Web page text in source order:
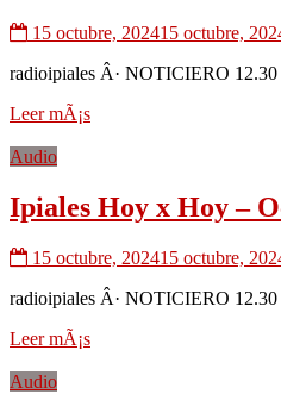
15 octubre, 202415 octubre,
radioipiales Â· NOTICIERO
Leer mÃ¡s
Audio
Ipiales Hoy x Hoy –
15 octubre, 202415 octubre,
radioipiales Â· NOTICIERO
Leer mÃ¡s
Audio